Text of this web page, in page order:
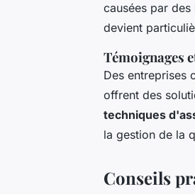
causées par
devient
Témoignages
Des entreprises
offrent des
techniques
la gestion de la
Conseils